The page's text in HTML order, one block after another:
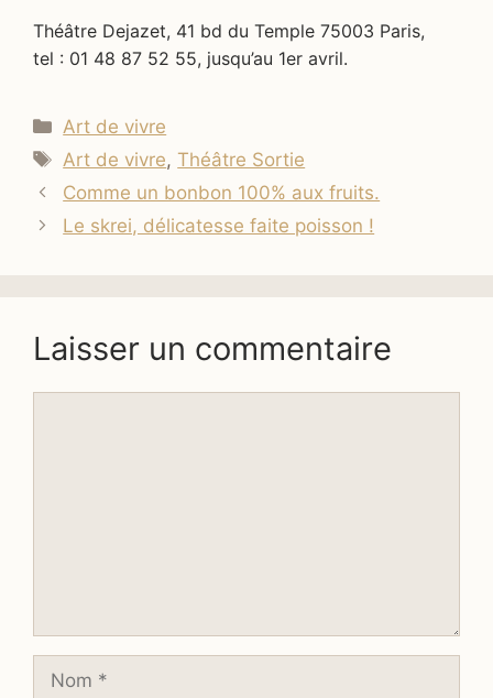
Théâtre Dejazet, 41 bd du Temple 75003 Paris,
tel : 01 48 87 52 55, jusqu’au 1er avril.
Catégories
Art de vivre
Étiquettes
Art de vivre,Théâtre Sortie
Comme un bonbon 100% aux fruits.
Le skrei, délicatesse faite poisson !
Laisser un commentaire